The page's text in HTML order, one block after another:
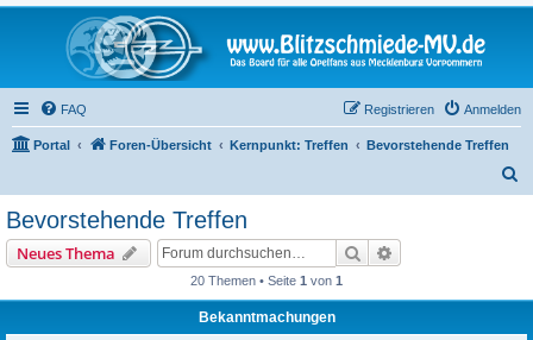
FAQ Anmelden
Registrieren
Portal Foren-Übersicht Kernpunkt: Treffen
Bevorstehende Treffen
Bevorstehende Treffen
Neues Thema Suche
20 Themen • Seite 1 von 1
Bekanntmachungen